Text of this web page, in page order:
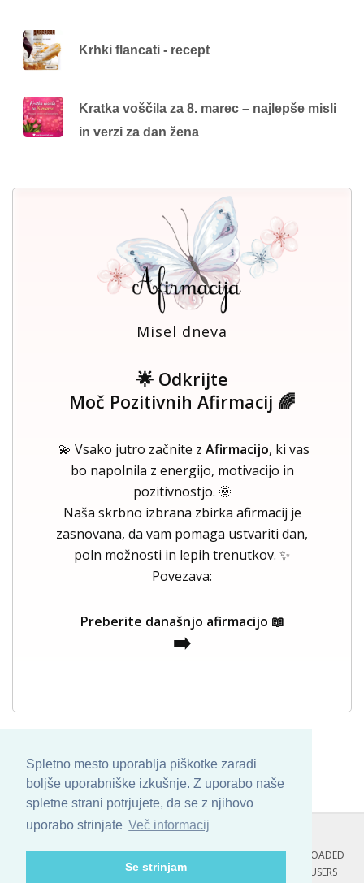
Spletno mesto uporablja piškotke zaradi
boljše uporabniške izkušnje. Z uporabo naše
spletne strani potrjujete, da se z njihovo
uporabo strinjate Več informacij
Se strinjam
Krhki flancati - recept
Kratka voščila za 8. marec – najlepše misli
in verzi za dan žena
Misel dneva
🌟 Odkrijte
Moč Pozitivnih Afirmacij 🌈
💫 Vsako jutro začnite z Afirmacijo, ki vas
bo napolnila z energijo, motivacijo in
pozitivnostjo. 🌞
Naša skrbno izbrana zbirka afirmacij je
zasnovana, da vam pomaga ustvariti dan,
poln možnosti in lepih trenutkov. ✨
Povezava:
Preberite današnjo afirmacijo 📖
➡️
COPYRIGHT © 2013 - 2026 BYSKINBASE. ALL ARTWORK ARE UPLOADED
AND COPYRIGHTED TO ITS AUTHOR.
POZITIVNE MISLI : 171 USERS